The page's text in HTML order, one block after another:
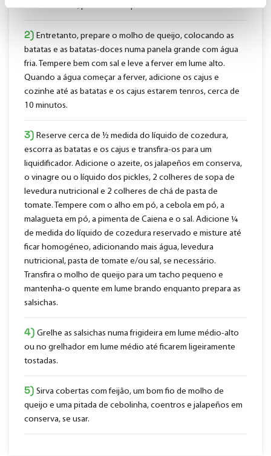
2) Entretanto, prepare o molho de queijo, colocando as
batatas e as batatas-doces numa panela grande com água
fria. Tempere bem com sal e leve a ferver em lume alto.
Quando a água começar a ferver, adicione os cajus e
cozinhe até as batatas e os cajus estarem tenros, cerca de
10 minutos.
3) Reserve cerca de ½ medida do líquido de cozedura,
escorra as batatas e os cajus e transfira-os para um
liquidificador. Adicione o azeite, os jalapeños em conserva,
o vinagre ou o líquido dos pickles, 2 colheres de sopa de
levedura nutricional e 2 colheres de chá de pasta de
tomate. Tempere com o alho em pó, a cebola em pó, a
malagueta em pó, a pimenta de Caiena e o sal. Adicione ¼
de medida do líquido de cozedura reservado e misture até
ficar homogéneo, adicionando mais água, levedura
nutricional, pasta de tomate e/ou sal, se necessário.
Transfira o molho de queijo para um tacho pequeno e
mantenha-o quente em lume brando enquanto prepara as
salsichas.
4) Grelhe as salsichas numa frigideira em lume médio-alto
ou no grelhador em lume médio até ficarem ligeiramente
tostadas.
5) Sirva cobertas com feijão, um bom fio de molho de
queijo e uma pitada de cebolinha, coentros e jalapeños em
conserva, se usar.